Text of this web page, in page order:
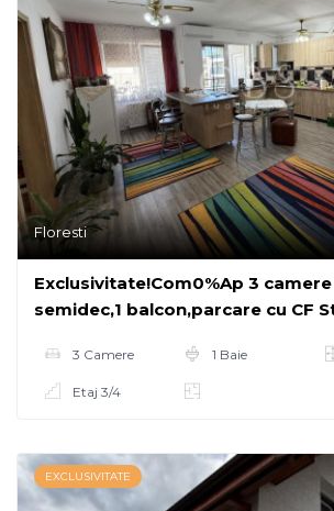
Floresti
Exclusivitate!Com0%Ap 3
semidec,1 balcon,parcare cu CF
3 Camere 1 Baie
Etaj 3/4
EXCLUSIVITATE